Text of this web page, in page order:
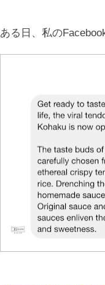
ある日、私の